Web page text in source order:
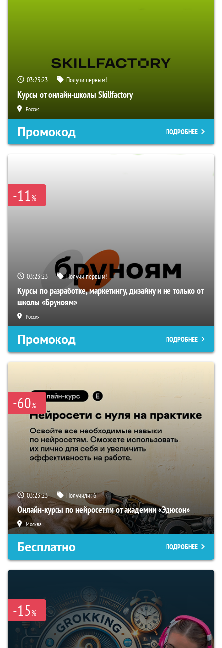
03:23:22 Получи первым!
Курсы от онлайн-школы Skillfactory
Россия
Промокод ПОДРОБНЕЕ
-11%
03:23:22 Получи первым!
Курсы по разработке, маркетингу, дизайну и не только от
школы «Бруноям»
Россия
Промокод ПОДРОБНЕЕ
-60%
03:23:22 Получили:6
Онлайн-курсы по нейросетям от академии «Эдюсон»
Москва
Бесплатно ПОДРОБНЕЕ
-15%